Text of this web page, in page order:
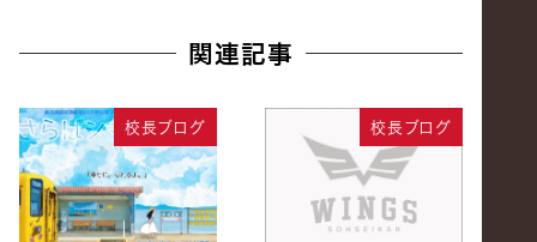
関連記事
校長ブログ 校長ブログ